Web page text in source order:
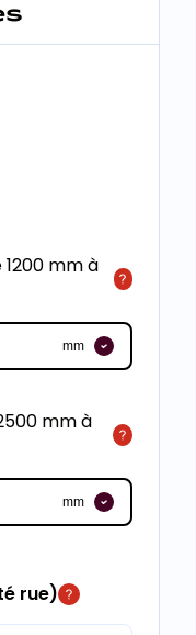
mm à
mm
mm à
mm
rue)